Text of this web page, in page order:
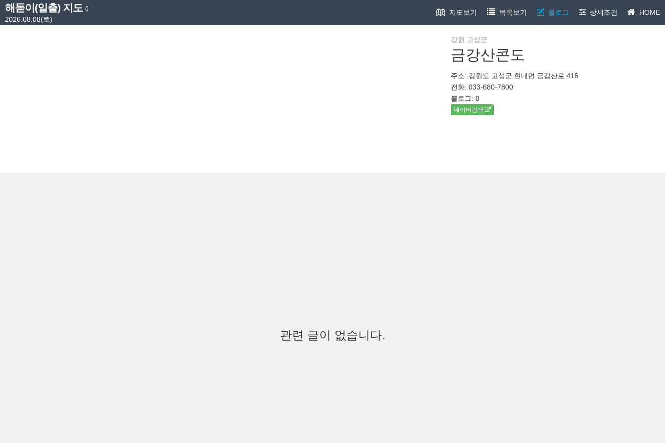
해돋이(일출) 지도 ()
2026.08.08(토)
지도보기 목록보기 블로그 상세조건 HOME
강원 고성군
금강산콘도
주소: 강원도 고성군 현내면 금강산로 416
전화: 033-680-7800
블로그: 0
네이버검색
관련 글이 없습니다.